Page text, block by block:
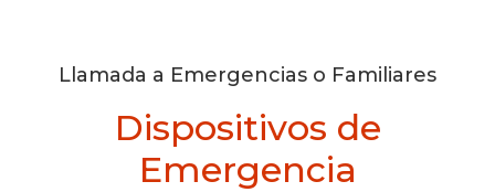
Llamada a Emergencias o Familiares
Dispositivos de
Emergencia